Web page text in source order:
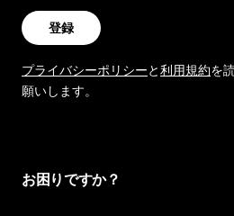
登録
プライバシーポリシーと利用規約を
願いします。
お困りですか？